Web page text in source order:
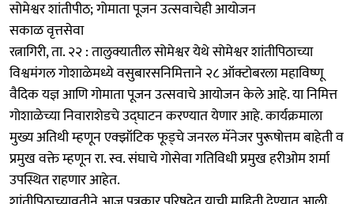
सोमेश्वर शांतीपीठ; गोमाता पूजन उत्सवाचेही आयोजन
सकाळ वृत्तसेवा
रत्नागिरी, ता. २२ : तालुक्यातील सोमेश्वर येथे सोमेश्वर शांतीपिठाच्या
विश्वमंगल गोशाळेमध्ये वसुबारसनिमित्ताने २८ ऑक्टोबरला महाविष्णू
वैदिक यज्ञ आणि गोमाता पूजन उत्सवाचे आयोजन केले आहे. या निमित्त
गोशाळेच्या निवाराशेडचे उद्घाटन करण्यात येणार आहे. कार्यक्रमाला
मुख्य अतिथी म्हणून एक्झॉटिक फूड्चे जनरल मॅनेजर पुरूषोत्तम बाहेती व
प्रमुख वक्ते म्हणून रा. स्व. संघाचे गोसेवा गतिविधी प्रमुख हरीओम शर्मा
उपस्थित राहणार आहेत.